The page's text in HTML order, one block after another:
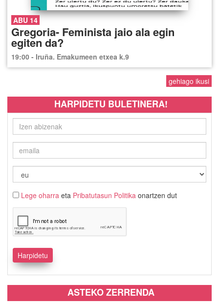
ABU 14
Gregoria- Feminista jaio ala egin
egiten da?
19:00 - Iruña. Emakumeen etxea k.9
gehiago ikusi
HARPIDETU BULETINERA!
Lege oharra eta Pribatutasun Politika onartzen dut
ASTEKO ZERRENDA